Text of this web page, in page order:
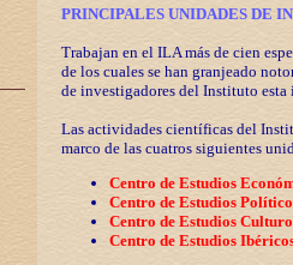
PRINCIPALES UNIDADES DE
Trabajan en el ILA más de cien
de los cuales se han granjeado
de investigadores del Instituto
Las actividades científicas del
marco de las cuatros siguientes
Centro de Estudios
Centro de Estudios
Centro de Estudios
Centro de Estudios